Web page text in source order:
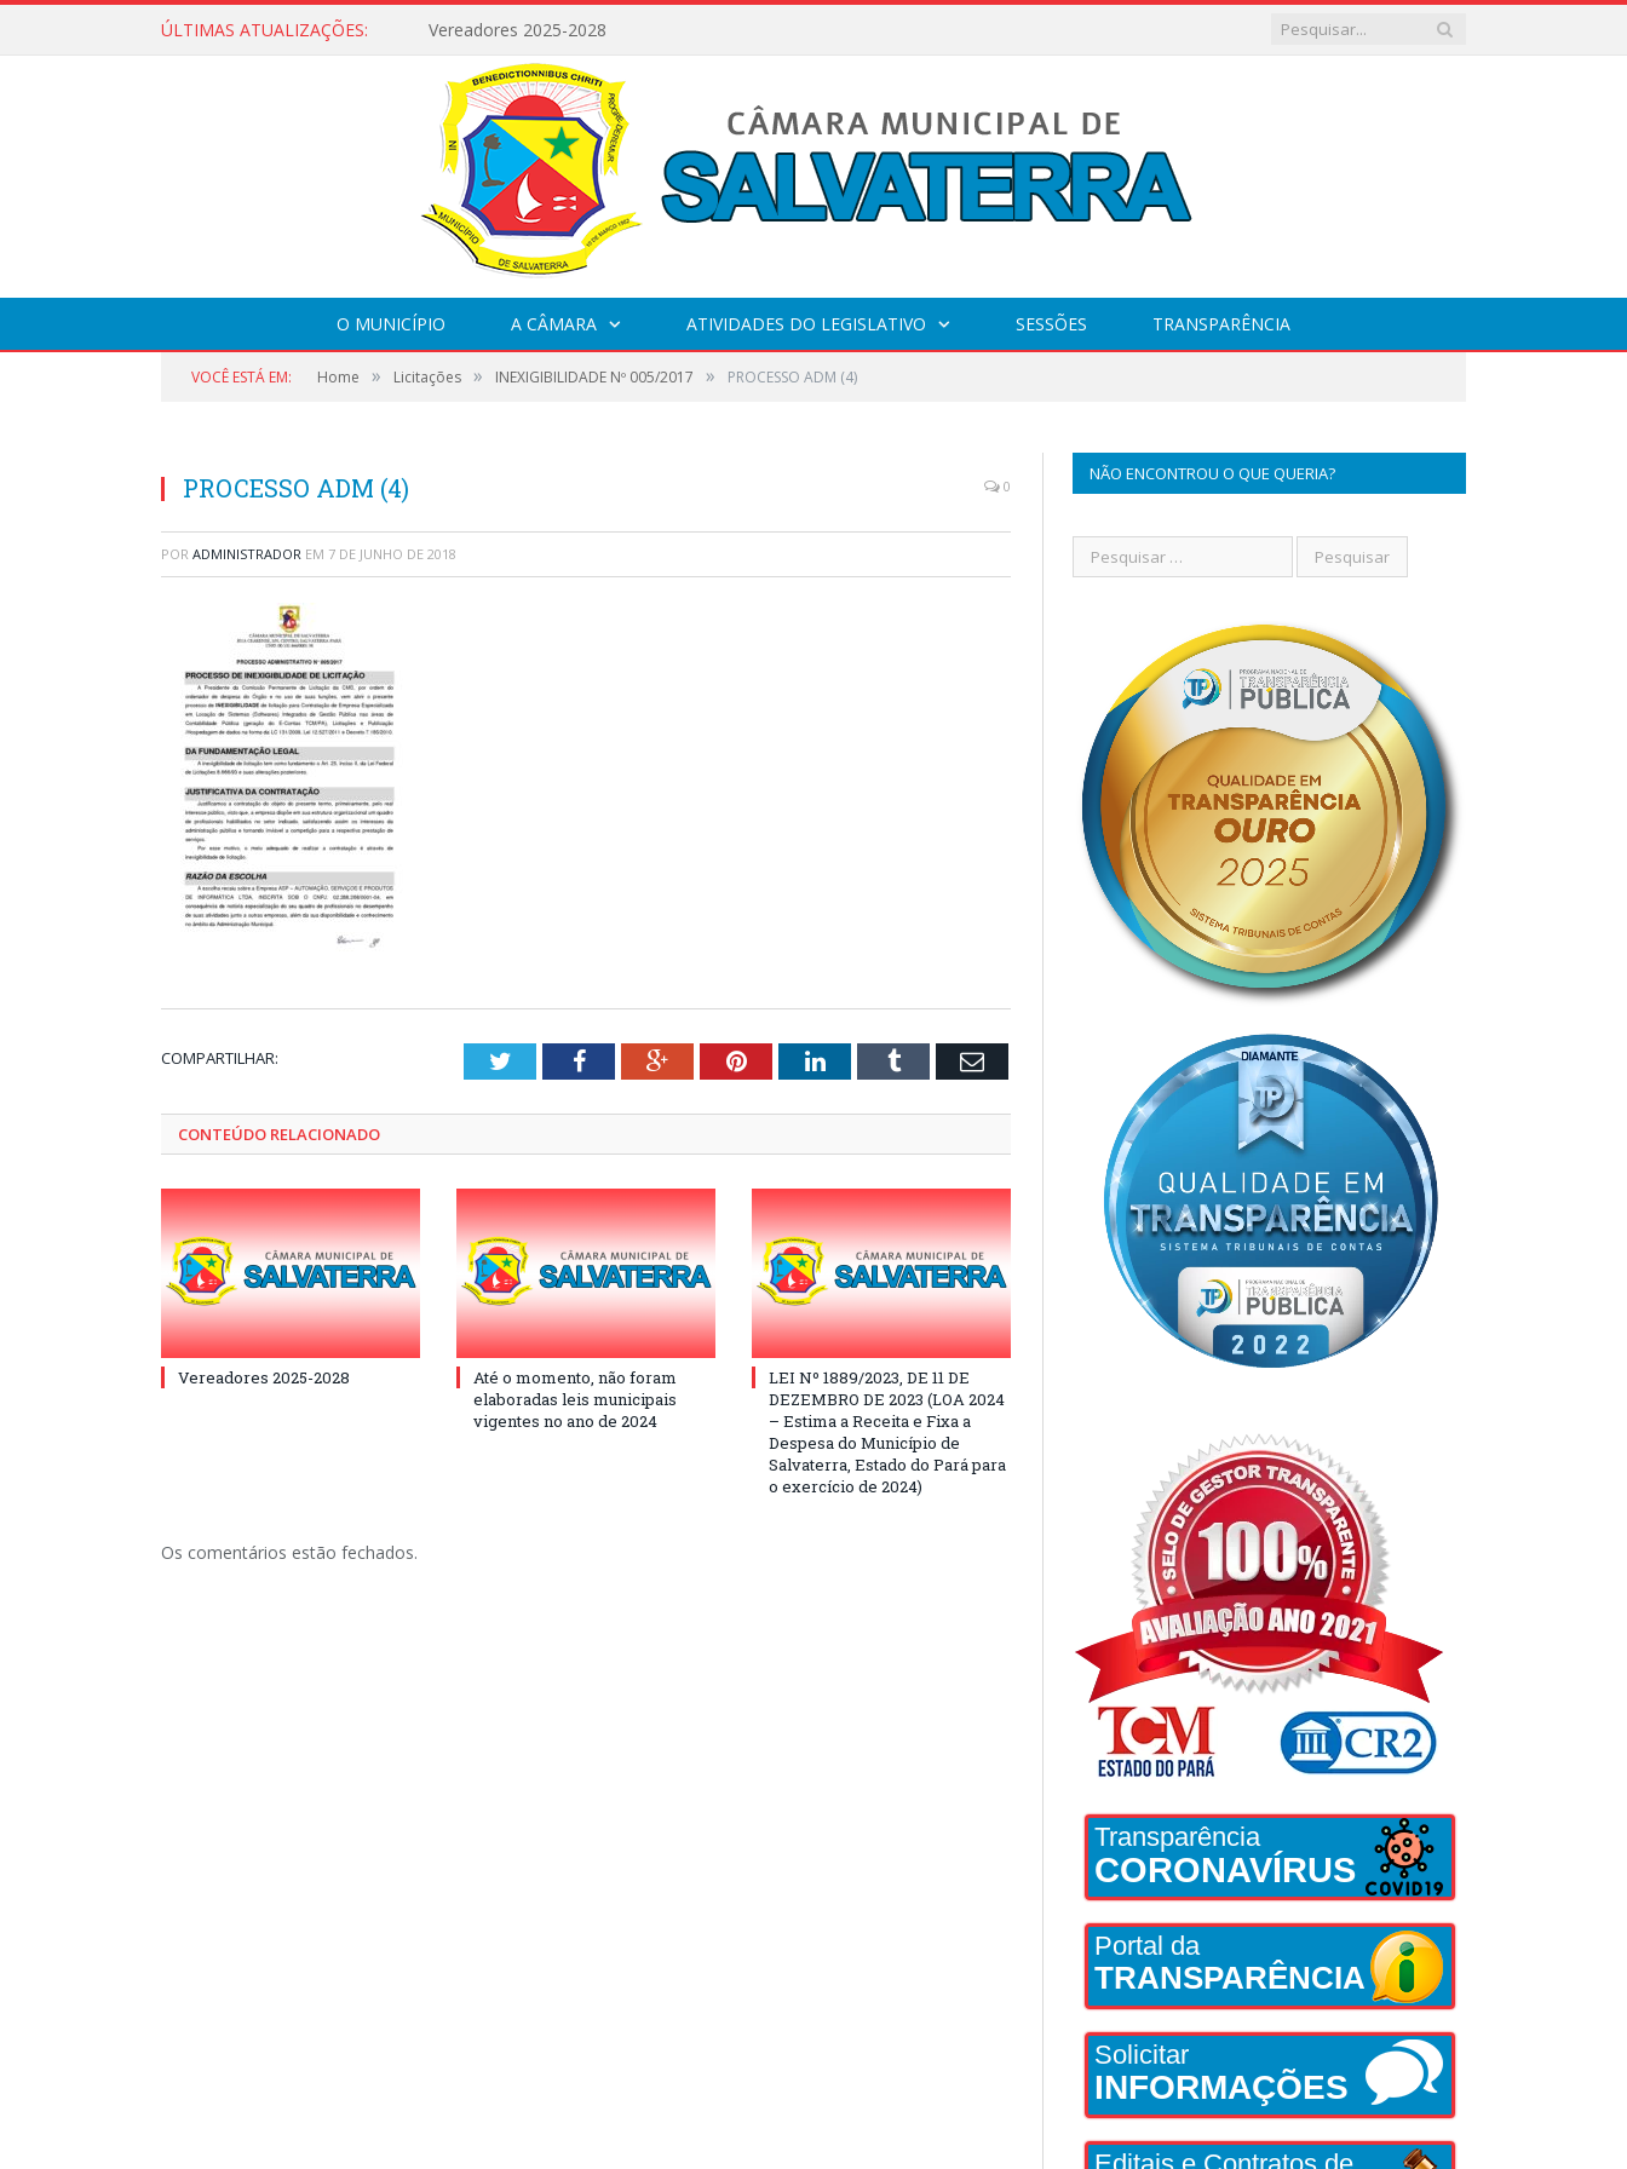
ÚLTIMAS ATUALIZAÇÕES: Vereadores 2025-2028
O MUNICÍPIO A CÂMARA ATIVIDADES DO LEGISLATIVO SESSÕES TRANSPARÊNCIA
VOCÊ ESTÁ EM: Home » Licitações » INEXIGIBILIDADE Nº 005/2017 » PROCESSO ADM (4)
PROCESSO ADM (4) 0
POR ADMINISTRADOR EM 7 DE JUNHO DE 2018
COMPARTILHAR: TwitterFacebookGoogle+PinterestLinkedInTumblr Email
CONTEÚDO RELACIONADO
Vereadores 2025-2028
Até o momento, não foram
elaboradas leis municipais
vigentes no ano de 2024
LEI Nº 1889/2023, DE 11 DE
DEZEMBRO DE 2023 (LOA 2024
– Estima a Receita e Fixa a
Despesa do Município de
Salvaterra, Estado do Pará para
o exercício de 2024)
Os comentários estão fechados.
NÃO ENCONTROU O QUE QUERIA?
Transparência
CORONAVÍRUS
Portal da
TRANSPARÊNCIA
Solicitar
INFORMAÇÕES